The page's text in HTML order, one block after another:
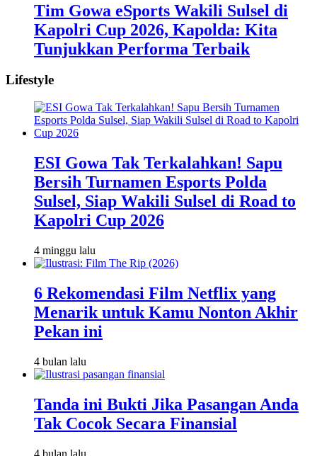
Tim Gowa eSports Wakili Sulsel di
Kapolri Cup 2026, Kapolda: Kita
Tunjukkan Performa Terbaik
Lifestyle
ESI Gowa Tak Terkalahkan! Sapu
Bersih Turnamen Esports Polda
Sulsel, Siap Wakili Sulsel di Road to
Kapolri Cup 2026
4 minggu lalu
6 Rekomendasi Film Netflix yang
Menarik untuk Kamu Nonton Akhir
Pekan ini
4 bulan lalu
Tanda ini Bukti Jika Pasangan Anda
Tak Cocok Secara Finansial
4 bulan lalu